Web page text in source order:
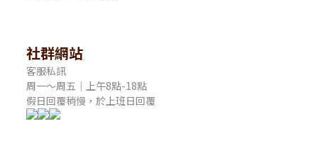
社群網站
客服私訊
周一～周五｜上午8點-18點
假日回覆稍慢，於上班日回覆